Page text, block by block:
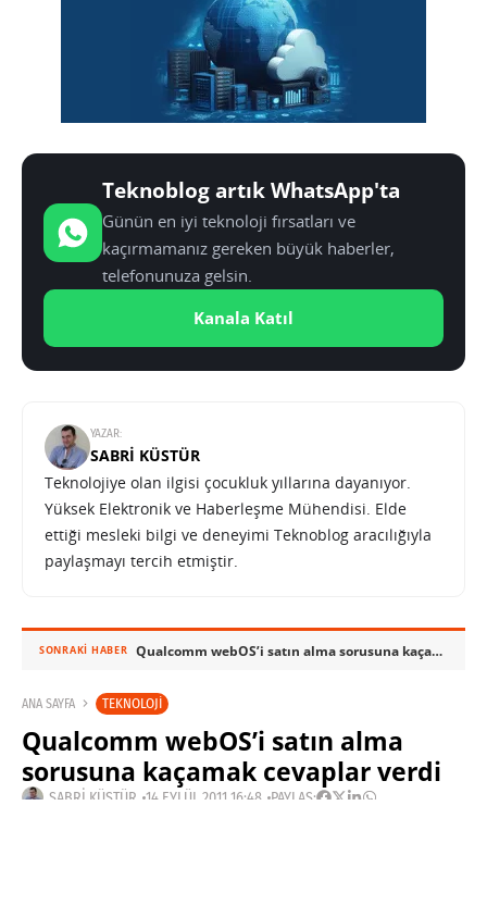
Teknoblog artık WhatsApp'ta
Günün en iyi teknoloji fırsatları ve
kaçırmamanız gereken büyük haberler,
telefonunuza gelsin.
Kanala Katıl
YAZAR:
SABRI KÜSTÜR
Teknolojiye olan ilgisi çocukluk yıllarına dayanıyor.
Yüksek Elektronik ve Haberleşme Mühendisi. Elde
ettiği mesleki bilgi ve deneyimi Teknoblog aracılığıyla
paylaşmayı tercih etmiştir.
SONRAKI HABER Qualcomm webOS’i satın alma sorusuna kaçamak cevaplar verdi
ANA SAYFA TEKNOLOJI
Qualcomm webOS’i satın alma
sorusuna kaçamak cevaplar verdi
SABRI KÜSTÜR 14 EYLÜL 2011 16:48 PAYLAŞ: